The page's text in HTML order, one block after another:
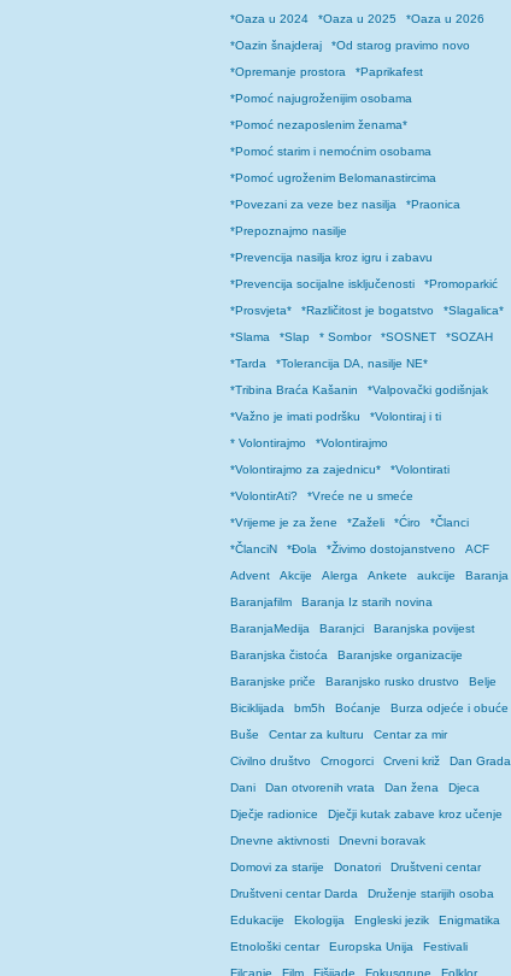
*Oaza u 2024
*Oaza u 2025
*Oaza u 2026
*Oazin šnajderaj
*Od starog pravimo novo
*Opremanje prostora
*Paprikafest
*Pomoć najugroženijim osobama
*Pomoć nezaposlenim ženama*
*Pomoć starim i nemoćnim osobama
*Pomoć ugroženim Belomanastircima
*Povezani za veze bez nasilja
*Praonica
*Prepoznajmo nasilje
*Prevencija nasilja kroz igru i zabavu
*Prevencija socijalne isključenosti
*Promoparkić
*Prosvjeta*
*Različitost je bogatstvo
*Slagalica*
*Slama
*Slap * Sombor *SOSNET
*SOZAH
*Tarda
*Tolerancija DA, nasilje NE*
*Tribina Braća Kašanin
*Valpovački godišnjak
*Važno je imati podršku
*Volontiraj i ti
* Volontirajmo
*Volontirajmo
*Volontirajmo za zajednicu*
*Volontirati
*VolontirAti?
*Vreće ne u smeće
*Vrijeme je za žene
*Zaželi *Ćiro
*Članci
*ČlanciN
*Đola *Živimo dostojanstveno
ACF
Advent
Akcije Alerga Ankete aukcije
Baranja
Baranjafilm
Baranja Iz starih novina
BaranjaMedija
Baranjci
Baranjska povijest
Baranjska čistoća
Baranjske organizacije
Baranjske priče
Baranjsko rusko drustvo
Belje
Biciklijada
bm5h Boćanje
Burza odjeće i obuće
Buše
Centar za kulturu
Centar za mir
Civilno društvo
Crnogorci Crveni križ
Dan Grada
Dani
Dan otvorenih vrata Dan žena
Djeca
Dječje radionice
Dječji kutak zabave kroz učenje
Dnevne aktivnosti
Dnevni boravak
Domovi za starije
Donatori
Društveni centar
Društveni centar Darda
Druženje starijih osoba
Edukacije
Ekologija Engleski jezik
Enigmatika
Etnološki centar
Europska Unija
Festivali
Filcanje
Film Fišijade Fokusgrupe Folklor